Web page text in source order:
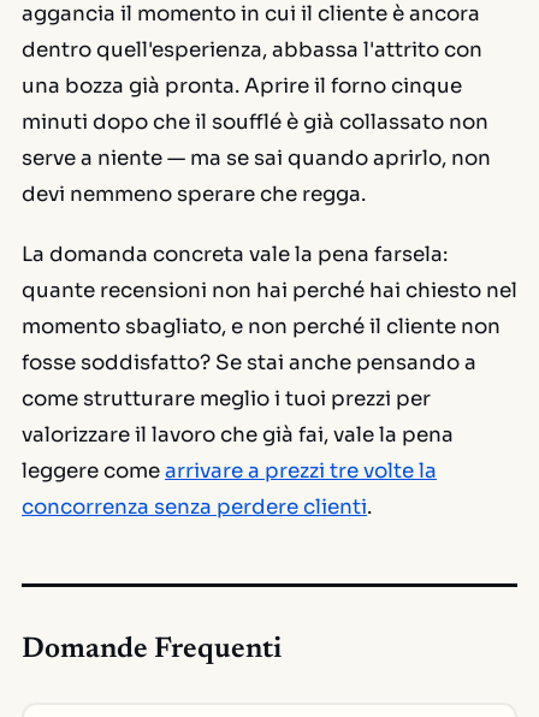
aggancia il momento in cui il cliente è ancora
dentro quell'esperienza, abbassa l'attrito con
una bozza già pronta. Aprire il forno cinque
minuti dopo che il soufflé è già collassato non
serve a niente — ma se sai quando aprirlo, non
devi nemmeno sperare che regga.
La domanda concreta vale la pena farsela:
quante recensioni non hai perché hai chiesto nel
momento sbagliato, e non perché il cliente non
fosse soddisfatto? Se stai anche pensando a
come strutturare meglio i tuoi prezzi per
valorizzare il lavoro che già fai, vale la pena
leggere comearrivare a prezzi tre volte la
concorrenza senza perdere clienti.
Domande Frequenti